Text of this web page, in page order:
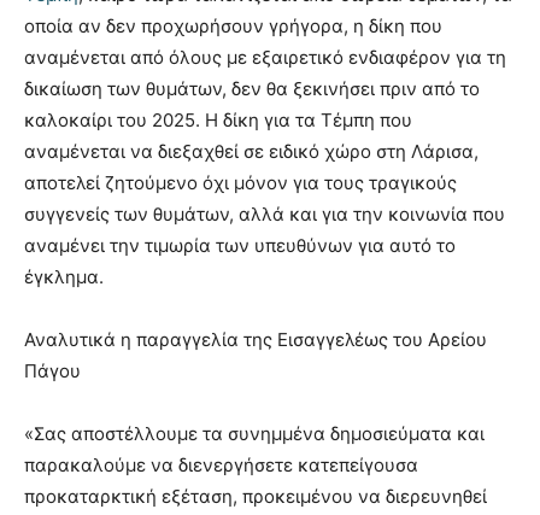
οποία αν δεν προχωρήσουν γρήγορα, η δίκη που
αναμένεται από όλους με εξαιρετικό ενδιαφέρον για τη
δικαίωση των θυμάτων, δεν θα ξεκινήσει πριν από το
καλοκαίρι του 2025. Η δίκη για τα Τέμπη που
αναμένεται να διεξαχθεί σε ειδικό χώρο στη Λάρισα,
αποτελεί ζητούμενο όχι μόνον για τους τραγικούς
συγγενείς των θυμάτων, αλλά και για την κοινωνία που
αναμένει την τιμωρία των υπευθύνων για αυτό το
έγκλημα.
Αναλυτικά η παραγγελία της Εισαγγελέως του Αρείου
Πάγου
«Σας αποστέλλουμε τα συνημμένα δημοσιεύματα και
παρακαλούμε να διενεργήσετε κατεπείγουσα
προκαταρκτική εξέταση, προκειμένου να διερευνηθεί